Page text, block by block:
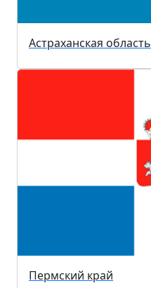
Астраханская область
Пермский край